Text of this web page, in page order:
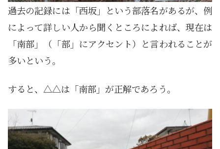
過去の記録には「西坂」という部落名があるが、例
によって詳しい人から聞くところによれば、現在は
「南部」（「部」にアクセント）と言われることが
多いという。
すると、△△は「南部」が正解であろう。